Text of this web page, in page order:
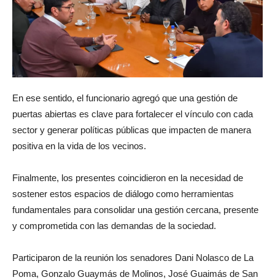
En ese sentido, el funcionario agregó que una gestión de
puertas abiertas es clave para fortalecer el vínculo con cada
sector y generar políticas públicas que impacten de manera
positiva en la vida de los vecinos.
Finalmente, los presentes coincidieron en la necesidad de
sostener estos espacios de diálogo como herramientas
fundamentales para consolidar una gestión cercana, presente
y comprometida con las demandas de la sociedad.
Participaron de la reunión los senadores Dani Nolasco de La
Poma, Gonzalo Guaymás de Molinos, José Guaimás de San